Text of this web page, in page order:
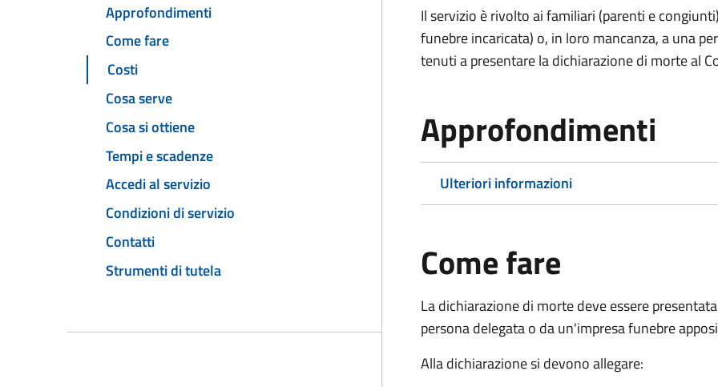
Approfondimenti
Come fare
Costi
Cosa serve
Cosa si ottiene
Tempi e scadenze
Accedi al servizio
Condizioni di servizio
Contatti
Strumenti di tutela
Il servizio è rivolto ai familiari (parenti e
funebre incaricata) o, in loro mancanza, a una
tenuti a presentare la dichiarazione di morte al
Approfondimenti
Ulteriori informazioni
Come fare
La dichiarazione di morte deve essere
persona delegata o da un'impresa funebre
Alla dichiarazione si devono allegare: